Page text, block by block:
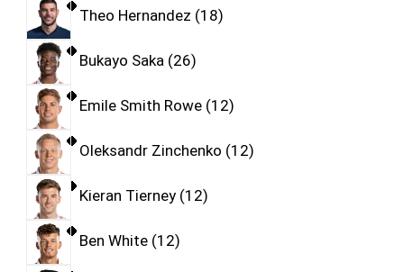
Theo Hernandez 18
Bukayo Saka 26
Emile Smith Rowe 12
Oleksandr Zinchenko 12
Kieran Tierney 12
Ben White 12